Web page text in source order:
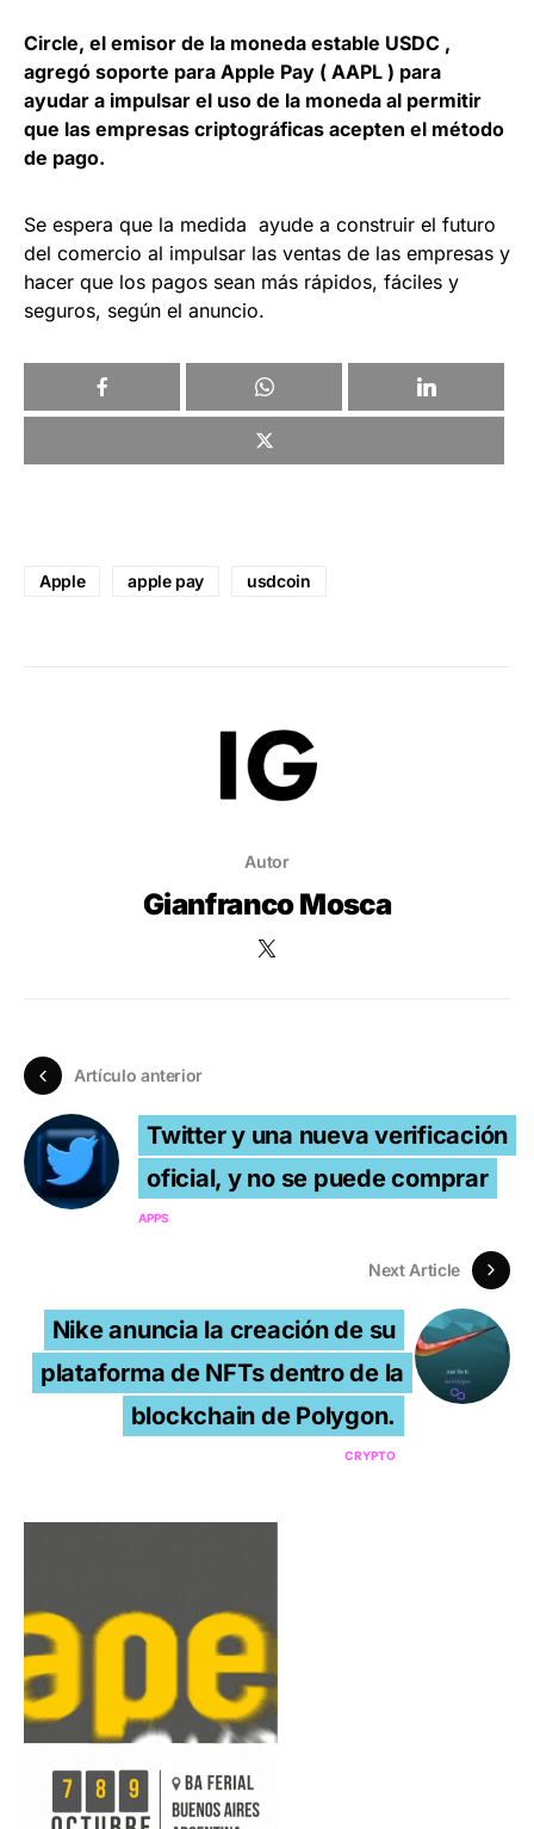
Circle, el emisor de la moneda estable USDC ,
agregó soporte para Apple Pay ( AAPL ) para
ayudar a impulsar el uso de la moneda al permitir
que las empresas criptográficas acepten el método
de pago.
Se espera que la medida ayude a construir el futuro
del comercio al impulsar las ventas de las empresas y
hacer que los pagos sean más rápidos, fáciles y
seguros, según el anuncio.
Apple apple pay usdcoin
Autor
Gianfranco Mosca
Artículo anterior
Twitter y una nueva verificación
oficial, y no se puede comprar
APPS
Next Article
Nike anuncia la creación de su
plataforma de NFTs dentro de la
blockchain de Polygon.
CRYPTO